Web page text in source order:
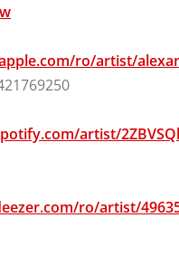
ro/artist/
artist/
ro/artist/